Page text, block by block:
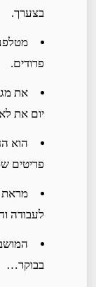
בצערך.
פרודים.
את
יום את
הוא
פריטים
מראת
לעבודה
בבוקר…